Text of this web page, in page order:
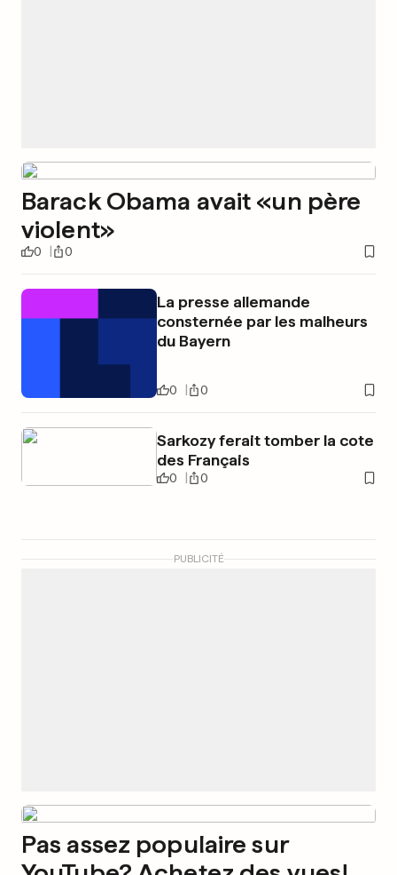
Barack Obama avait «un père
violent»
0 0
La presse allemande
consternée par les malheurs
du Bayern
0 0
Sarkozy ferait tomber la cote
des Français
0 0
PUBLICITÉ
Pas assez populaire sur